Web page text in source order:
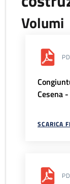
Volumi
Cesena
SCARICA